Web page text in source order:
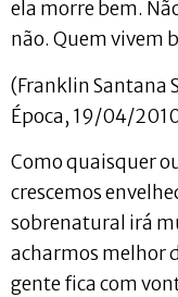
ela morre bem.
não. Quem vivem
(Franklin Santana
Época, 19/04/
Como quaisquer
crescemos
sobrenatural irá
acharmos melhor
gente fica com